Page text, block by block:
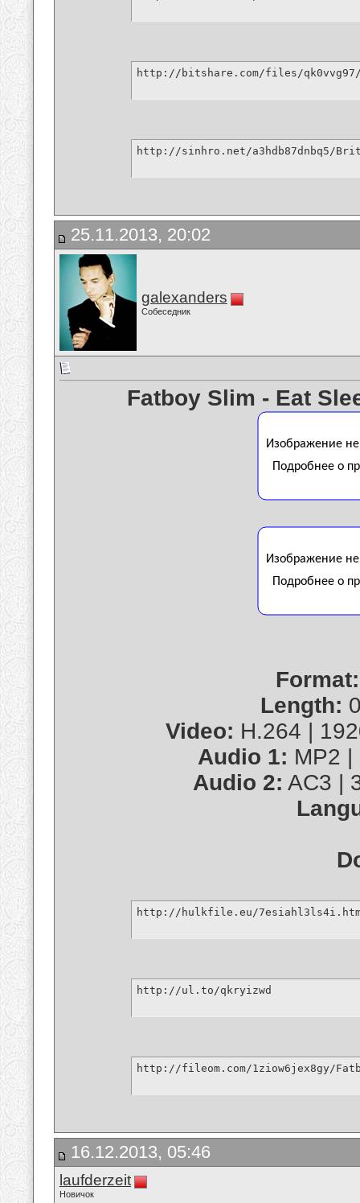
http://bitshare.com/files/
http://sinhro.net/a3hdb87dnbq5/
25.11.2013, 20:02
galexanders
Собеседник
Fatboy Slim - Eat
Format:
Length:
Video: H.264 |
Audio 1: MP2
Audio 2: AC3 |
http://hulkfile.eu/
http://ul.to/qkryizwd
http://fileom.com/1ziow6jex8gy/
16.12.2013, 05:46
laufderzeit
Новичок